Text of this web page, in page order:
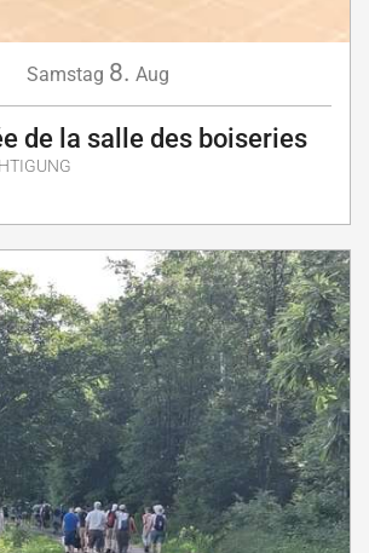
Samstag 8. Aug
de la salle des boiseries